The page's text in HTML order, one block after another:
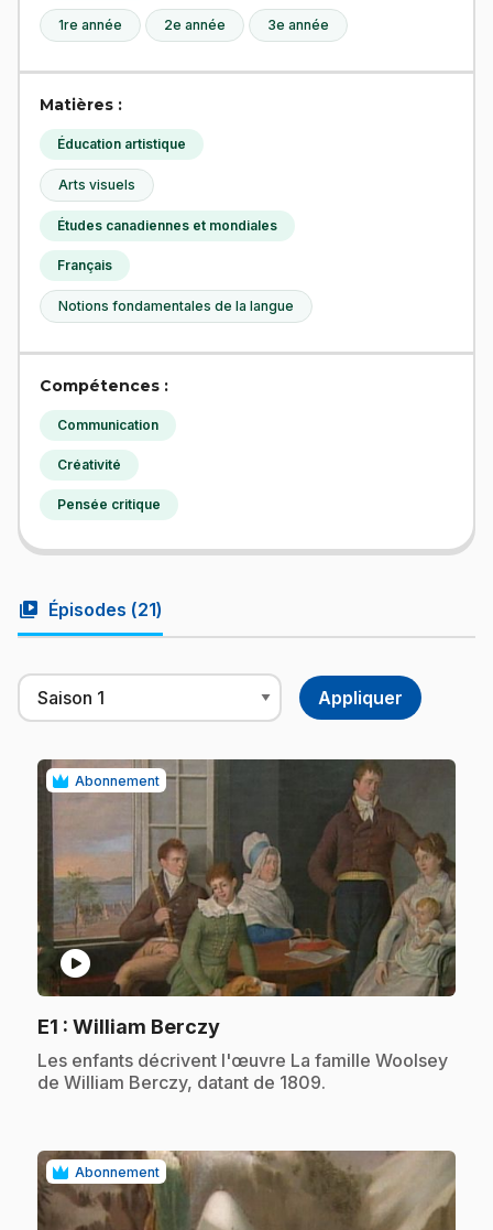
1re année 2e année 3e année
Matières :
Éducation artistique
Arts visuels
Études canadiennes et mondiales
Français
Notions fondamentales de la langue
Compétences :
Communication
Créativité
Pensée critique
video_library Épisodes (21)
Abonnement
play_circle
E1 : William Berczy.
.Les enfants décrivent l'œuvre La famille Woolsey
de William Berczy, datant de 1809.
Abonnement